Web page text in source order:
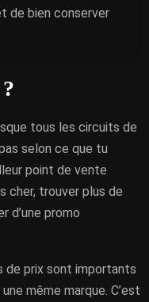
de bien conserver
tous les circuits de
selon ce que tu
point de vente
cher, trouver plus de
d’une promo
de prix sont importants
même marque. C’est